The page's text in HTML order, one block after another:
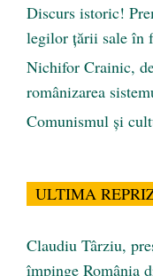
Discurs istoric!
legilor țării sale în
Nichifor Crainic,
românizarea
Comunismul şi
ULTIMA
Claudiu Târziu,
împinge România